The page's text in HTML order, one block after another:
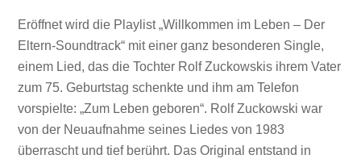
Eröffnet wird die Playlist „Willkommen im Leben – Der
Eltern-Soundtrack“ mit einer ganz besonderen Single,
einem Lied, das die Tochter Rolf Zuckowskis ihrem Vater
zum 75. Geburtstag schenkte und ihm am Telefon
vorspielte: „Zum Leben geboren“. Rolf Zuckowski war
von der Neuaufnahme seines Liedes von 1983
überrascht und tief berührt. Das Original entstand in